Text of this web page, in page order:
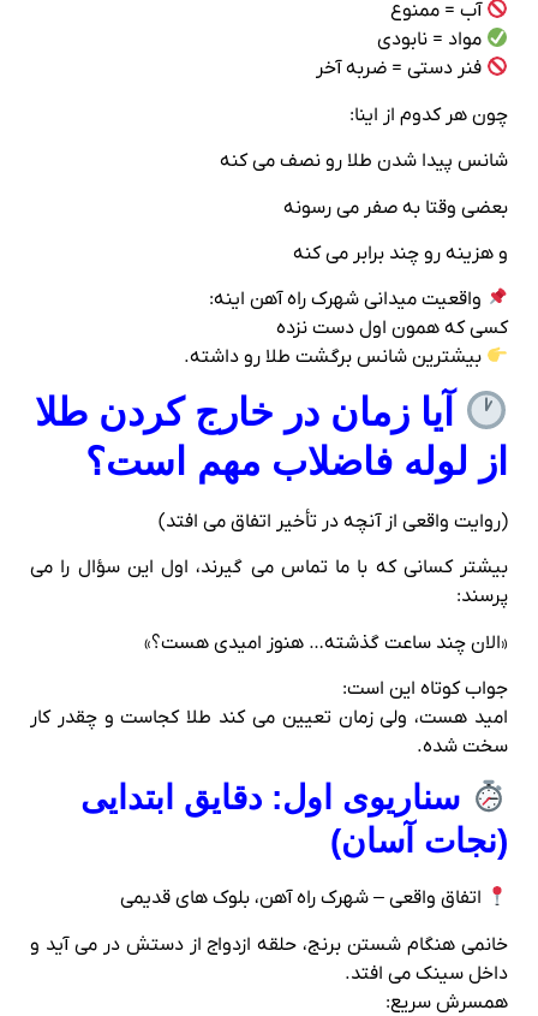
آب = ممنوع
مواد = نابودی
فنر دستی = ضربه آخر
چون هر کدوم از اینا:
شانس پیدا شدن طلا رو نصف می‌ کنه
بعضی وقتا به صفر می‌ رسونه
و هزینه رو چند برابر می‌ کنه
واقعیت میدانی شهرک راه‌ آهن اینه:
کسی که همون اول دست نزده
بیشترین شانس برگشت طلا رو داشته.
آیا زمان در خارج کردن طلا
از لوله فاضلاب مهم است؟
(روایت واقعی از آنچه در تأخیر اتفاق می‌ افتد)
بیشتر کسانی که با ما تماس می‌ گیرند، اول این سؤال را می‌
پرسند:
«الان چند ساعت گذشته… هنوز امیدی هست؟»
جواب کوتاه این است:
امید هست، ولی زمان تعیین می‌ کند طلا کجاست و چقدر کار
سخت شده.
سناریوی اول: دقایق ابتدایی
(نجات آسان)
اتفاق واقعی – شهرک راه‌ آهن، بلوک‌ های قدیمی
خانمی هنگام شستن برنج، حلقه ازدواج از دستش در می‌ آید و
داخل سینک می‌ افتد.
همسرش سریع: